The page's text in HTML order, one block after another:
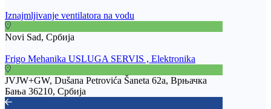
Iznajmljivanje ventilatora na vodu
Novi Sad, Србија
Frigo Mehanika USLUGA SERVIS , Elektronika
JVJW+GW, Dušana Petrovića Šaneta 62a, Врњачка
Бања 36210, Србија